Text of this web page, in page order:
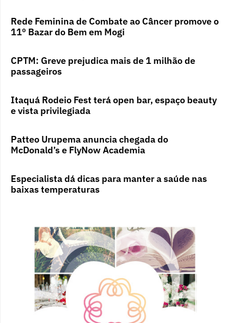
Rede Feminina de Combate ao Câncer promove o
11º Bazar do Bem em Mogi
CPTM: Greve prejudica mais de 1 milhão de
passageiros
Itaquá Rodeio Fest terá open bar, espaço beauty
e vista privilegiada
Patteo Urupema anuncia chegada do
McDonald’s e FlyNow Academia
Especialista dá dicas para manter a saúde nas
baixas temperaturas